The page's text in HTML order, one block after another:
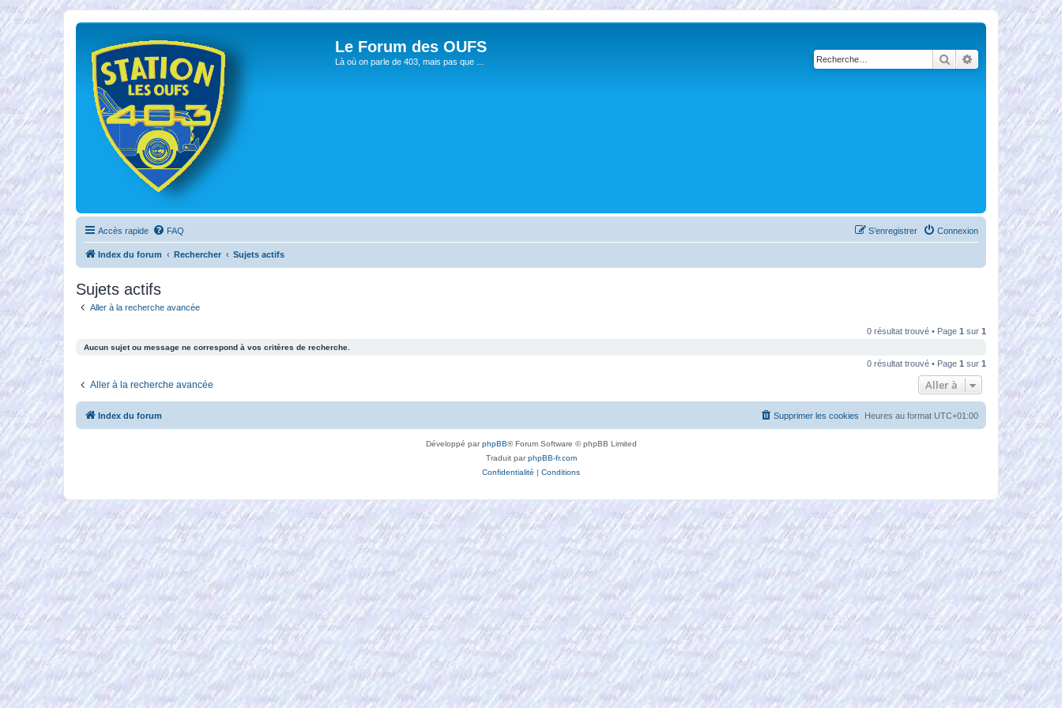
Le Forum des OUFS
Là où on parle de 403, mais pas que ... RechercherRecherche
Accès rapide FAQ Connexion
S’enregistrer
Index du forum Rechercher Sujets actifs
Sujets actifs
Aller à la recherche avancée
0 résultat trouvé • Page 1 sur 1
Aucun sujet ou message ne correspond à vos critères de recherche.
0 résultat trouvé • Page 1 sur 1
Aller à la recherche avancée Aller à
Index du forum Heures au format UTC+01:00
Supprimer les cookies
Développé parphpBB® Forum Software © phpBB Limited
Traduit parphpBB-fr.com
Confidentialité | Conditions